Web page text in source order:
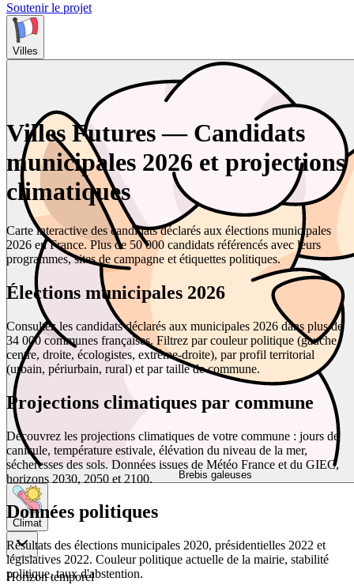
Soutenir le projet
Villes
Brebis galeuses
Climat
Horizon temporel
Villes Futures — Candidats
municipales 2026 et projections
climatiques
Carte interactive des candidats déclarés aux élections municipales
2026 en France. Plus de 50 000 candidats référencés avec leurs
programmes, sites de campagne et étiquettes politiques.
Élections municipales 2026
Consultez les candidats déclarés aux municipales 2026 dans plus de
34 000 communes françaises. Filtrez par couleur politique (gauche,
centre, droite, écologistes, extrême-droite), par profil territorial
(urbain, périurbain, rural) et par taille de commune.
Projections climatiques par commune
Découvrez les projections climatiques de votre commune : jours de
canicule, température estivale, élévation du niveau de la mer,
sécheresses des sols. Données issues de Météo France et du GIEC,
horizons 2030, 2050 et 2100.
Données politiques
Résultats des élections municipales 2020, présidentielles 2022 et
législatives 2022. Couleur politique actuelle de la mairie, stabilité
politique, taux d'abstention.